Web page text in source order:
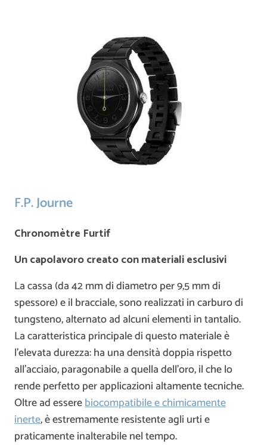
F.P. Journe
Chronomètre Furtif
Un capolavoro creato con materiali esclusivi
La cassa (da 42 mm di diametro per 9,5 mm di
spessore) e il bracciale, sono realizzati in carburo di
tungsteno, alternato ad alcuni elementi in tantalio.
La caratteristica principale di questo materiale è
l’elevata durezza: ha una densità doppia rispetto
all’acciaio, paragonabile a quella dell’oro, il che lo
rende perfetto per applicazioni altamente tecniche.
Oltre ad esserebiocompatibile e chimicamente
inerte, è estremamente resistente agli urti e
praticamente inalterabile nel tempo.